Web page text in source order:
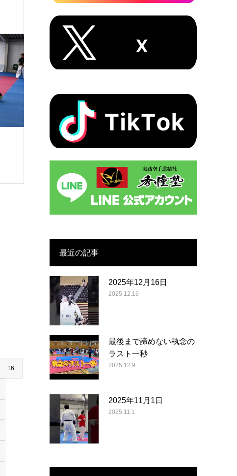
16
最近の記事
2025年12月16日
2025.12.16
最後まで諦めない執念の
ラスト一秒
2025.12.9
2025年11月1日
2025.11.1